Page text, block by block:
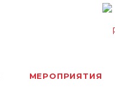
МЕРОПРИЯТИЯ